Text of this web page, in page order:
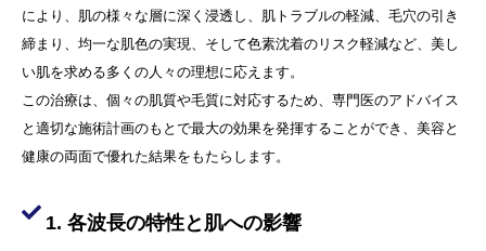
により、肌の様々な層に深く浸透し、肌トラブルの軽減、毛穴の引き
締まり、均一な肌色の実現、そして色素沈着のリスク軽減など、美し
い肌を求める多くの人々の理想に応えます。
この治療は、個々の肌質や毛質に対応するため、専門医のアドバイス
と適切な施術計画のもとで最大の効果を発揮することができ、美容と
健康の両面で優れた結果をもたらします。
1. 各波長の特性と肌への影響